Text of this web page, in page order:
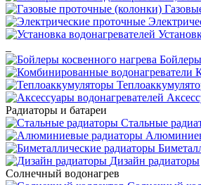
Радиаторы и батареи
Стальные
Дизайн радиаторы
Солнечный водонагрев